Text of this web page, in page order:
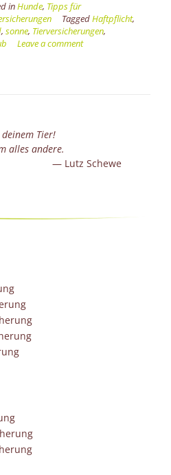
bitte!”
inHunde, Tipps für
TaggedHaftpflicht,
, sonne, Tierversicherungen,
Leave a comment
Tier!
alles andere.
Lutz Schewe